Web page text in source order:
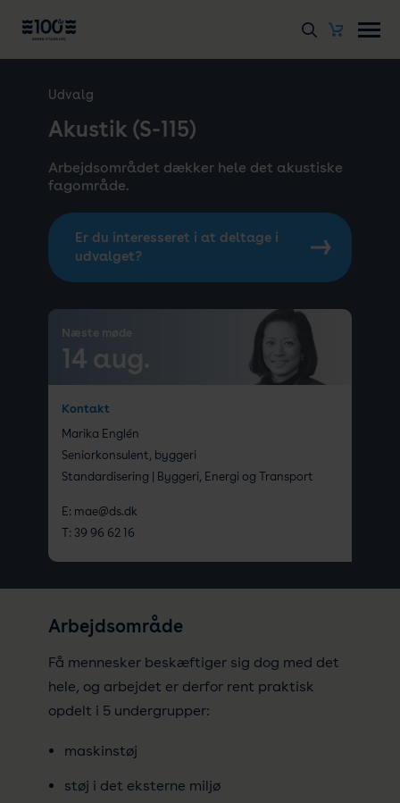
Udvalg
Akustik (S-115)
Arbejdsområdet dækker hele det akustiske
fagområde.
Er du interesseret i at deltage i
udvalget?
Næste møde
14 aug.
Kontakt
Marika Englén
Seniorkonsulent, byggeri
Standardisering | Byggeri, Energi og Transport
E: mae@ds.dk
T: 39 96 62 16
Arbejdsområde
Få mennesker beskæftiger sig dog med det
hele, og arbejdet er derfor rent praktisk
opdelt i 5 undergrupper:
maskinstøj
støj i det eksterne miljø